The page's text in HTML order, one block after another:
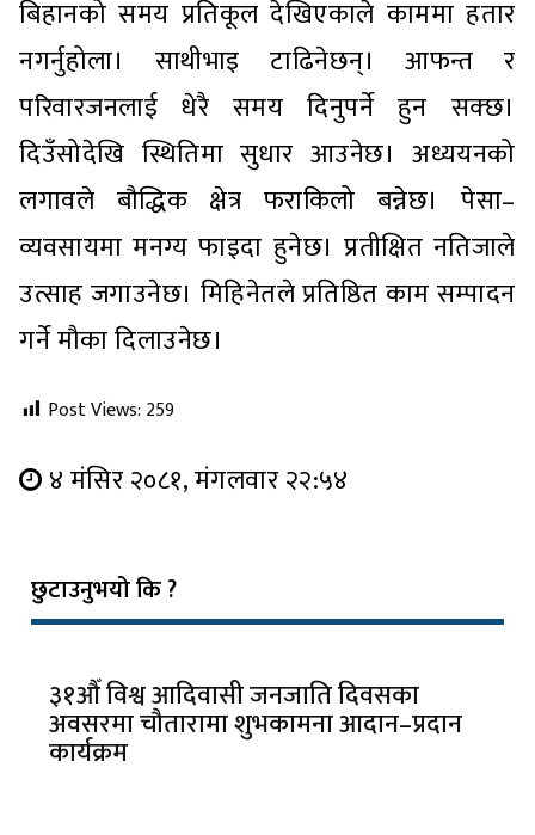
बिहानको समय प्रतिकूल देखिएकाले काममा हतार
नगर्नुहोला। साथीभाइ टाढिनेछन्। आफन्त र
परिवारजनलाई धेरै समय दिनुपर्ने हुन सक्छ।
दिउँसोदेखि स्थितिमा सुधार आउनेछ। अध्ययनको
लगावले बौद्धिक क्षेत्र फराकिलो बन्नेछ। पेसा–
व्यवसायमा मनग्य फाइदा हुनेछ। प्रतीक्षित नतिजाले
उत्साह जगाउनेछ। मिहिनेतले प्रतिष्ठित काम सम्पादन
गर्ने मौका दिलाउनेछ।
Post Views: 259
४ मंसिर २०८१, मंगलवार २२:५४
छुटाउनुभयो कि ?
३१औँ विश्व आदिवासी जनजाति दिवसका
अवसरमा चौतारामा शुभकामना आदान–प्रदान
कार्यक्रम